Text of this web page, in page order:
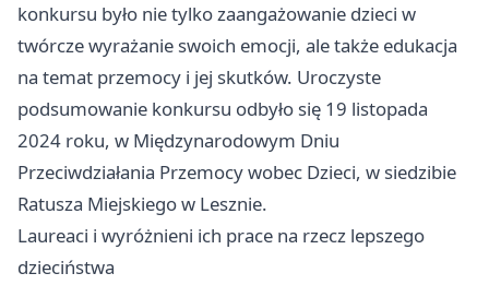
konkursu było nie tylko zaangażowanie dzieci w
twórcze wyrażanie swoich emocji, ale także edukacja
na temat przemocy i jej skutków. Uroczyste
podsumowanie konkursu odbyło się 19 listopada
2024 roku, w Międzynarodowym Dniu
Przeciwdziałania Przemocy wobec Dzieci, w siedzibie
Ratusza Miejskiego w Lesznie.
Laureaci i wyróżnieni ich prace na rzecz lepszego
dzieciństwa